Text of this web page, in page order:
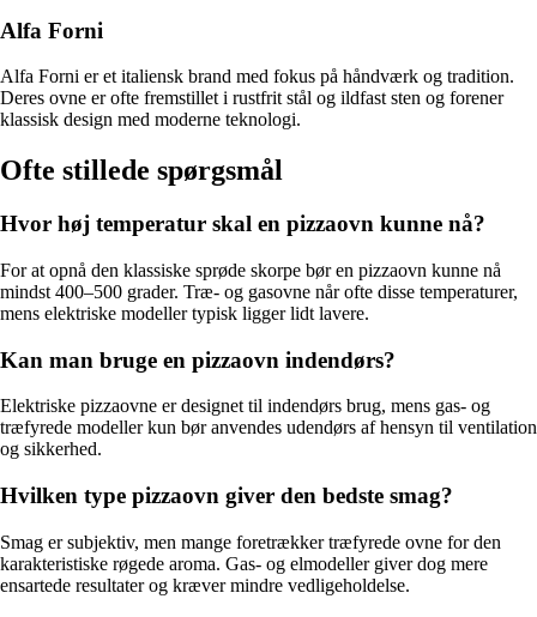
Alfa Forni
Alfa Forni er et italiensk brand med fokus på håndværk og tradition.
Deres ovne er ofte fremstillet i rustfrit stål og ildfast sten og forener
klassisk design med moderne teknologi.
Ofte stillede spørgsmål
Hvor høj temperatur skal en pizzaovn kunne nå?
For at opnå den klassiske sprøde skorpe bør en pizzaovn kunne nå
mindst 400–500 grader. Træ- og gasovne når ofte disse temperaturer,
mens elektriske modeller typisk ligger lidt lavere.
Kan man bruge en pizzaovn indendørs?
Elektriske pizzaovne er designet til indendørs brug, mens gas- og
træfyrede modeller kun bør anvendes udendørs af hensyn til ventilation
og sikkerhed.
Hvilken type pizzaovn giver den bedste smag?
Smag er subjektiv, men mange foretrækker træfyrede ovne for den
karakteristiske røgede aroma. Gas- og elmodeller giver dog mere
ensartede resultater og kræver mindre vedligeholdelse.